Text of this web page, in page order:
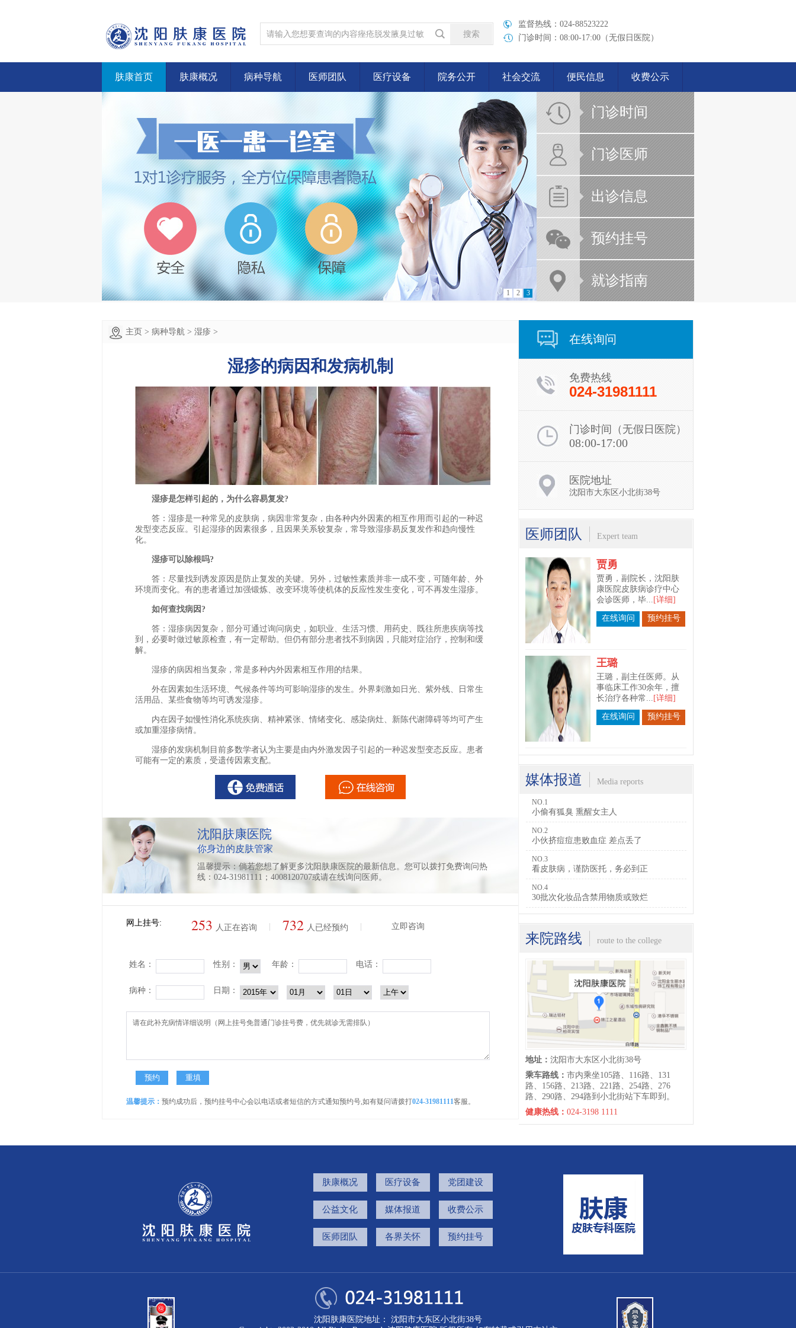
监督热线：024-88523222
门诊时间：08:00-17:00（无假日医院）
肤康首页 肤康概况 病种导航 医师团队 医疗设备 院务公开 社会交流 便民信息 收费公示
1 2 3
门诊时间
门诊医师
出诊信息
预约挂号
就诊指南
主页 > 病种导航 > 湿疹 >
湿疹的病因和发病机制
湿疹是怎样引起的，为什么容易复发?
答：湿疹是一种常见的皮肤病，病因非常复杂，由各种内外因素的相互作用而引起的一种迟
发型变态反应。引起湿疹的因素很多，且因果关系较复杂，常导致湿疹易反复发作和趋向慢性
化。
湿疹可以除根吗?
答：尽量找到诱发原因是防止复发的关键。另外，过敏性素质并非一成不变，可随年龄、外
环境而变化。有的患者通过加强锻炼、改变环境等使机体的反应性发生变化，可不再发生湿疹。
如何查找病因?
答：湿疹病因复杂，部分可通过询问病史，如职业、生活习惯、用药史、既往所患疾病等找
到，必要时做过敏原检查，有一定帮助。但仍有部分患者找不到病因，只能对症治疗，控制和缓
解。
湿疹的病因相当复杂，常是多种内外因素相互作用的结果。
外在因素如生活环境、气候条件等均可影响湿疹的发生。外界刺激如日光、紫外线、日常生
活用品、某些食物等均可诱发湿疹。
内在因子如慢性消化系统疾病、精神紧张、情绪变化、感染病灶、新陈代谢障碍等均可产生
或加重湿疹病情。
湿疹的发病机制目前多数学者认为主要是由内外激发因子引起的一种迟发型变态反应。患者
可能有一定的素质，受遗传因素支配。
沈阳肤康医院
你身边的皮肤管家
温馨提示：倘若您想了解更多沈阳肤康医院的最新信息。您可以拨打免费询问热
线：024-31981111；4008120707或请在线询问医师。
网上挂号: 253 人正在咨询 732 人已经预约 立即咨询
姓名： 性别： 年龄： 电话：
病种： 日期：
温馨提示： 预约成功后，预约挂号中心会以电话或者短信的方式通知预约号,如有疑问请拨打024-31981111客服。
在线询问
免费热线
024-31981111
门诊时间（无假日医院）
08:00-17:00
医院地址
沈阳市大东区小北街38号
医师团队 Expert team
贾勇
贾勇，副院长，沈阳肤
康医院皮肤病诊疗中心
会诊医师，毕... [详细]
在线询问 预约挂号
王璐
王璐，副主任医师。从
事临床工作30余年，擅
长治疗各种常... [详细]
在线询问 预约挂号
苗春宇
皮肤科主任。毕业于长
在线询问
媒体报道 Media reports
NO.1
小偷有狐臭 熏醒女主人
NO.2
小伙挤痘痘患败血症 差点丢了
NO.3
看皮肤病，谨防医托，务必到正
NO.4
30批次化妆品含禁用物质或致烂
来院路线 route to the college
地址： 沈阳市大东区小北街38号
乘车路线： 市内乘坐105路、116路、131
路、156路、213路、221路、254路、276
路、290路、294路到小北街站下车即到。
健康热线： 024-3198 1111
肤康概况 医疗设备 党团建设
公益文化 媒体报道 收费公示
医师团队 各界关怀 预约挂号
沈阳肤康医院地址： 沈阳市大东区小北街38号